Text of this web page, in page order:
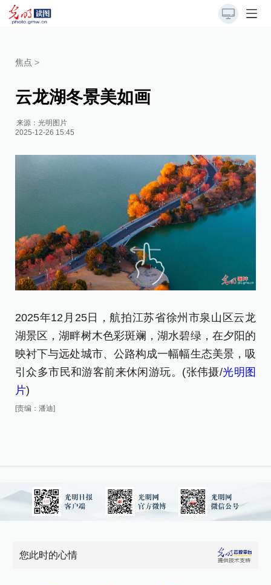
焦点 >
云龙湖冬景美如画
来源：光明图片
2025-12-26 15:45
2025年12月25日，航拍江苏省徐州市泉山区云龙
湖景区，湖畔树木色彩斑斓，湖水碧绿，在夕阳的
映衬下与远处城市、公路构成一幅幅生态美景，吸
引众多市民和游客前来休闲游玩。(张伟摄/光明图
片)
[责编：潘迪]
您此时的心情